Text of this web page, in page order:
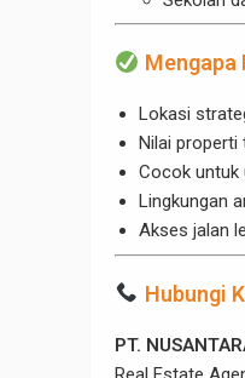
Mengapa
Lokasi
Nilai properti
Cocok untuk
Lingkungan
Akses jalan
Hubungi
PT.